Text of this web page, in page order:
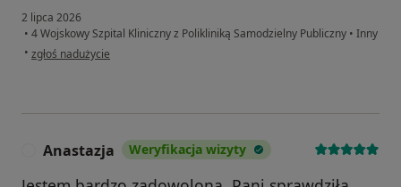
2 lipca 2026
• 4 Wojskowy Szpital Kliniczny z Polikliniką Samodzielny Publiczny • Inny
• w opinii użytkownika Ewa Serbakowska
zgłoś nadużycie
Anastazja Weryfikacja wizyty